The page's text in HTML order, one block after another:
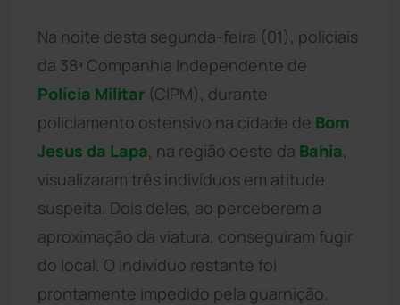
Na noite desta segunda-feira (01), policiais
da 38ª Companhia Independente de
Polícia Militar (CIPM), durante
policiamento ostensivo na cidade de Bom
Jesus da Lapa, na região oeste da Bahia,
visualizaram três indivíduos em atitude
suspeita. Dois deles, ao perceberem a
aproximação da viatura, conseguiram fugir
do local. O indivíduo restante foi
prontamente impedido pela guarnição.